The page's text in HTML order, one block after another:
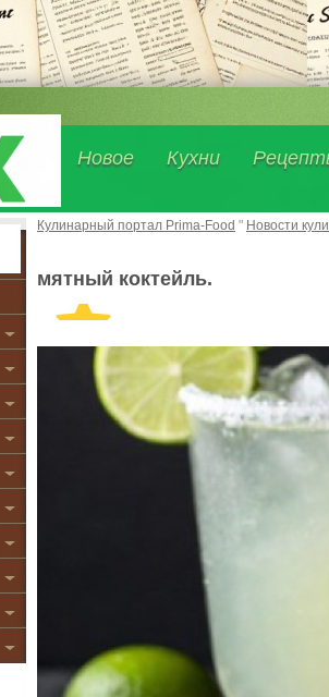
Новое Кухни
Кулинарный портал Prima-Food " Новости
мятный коктейль.